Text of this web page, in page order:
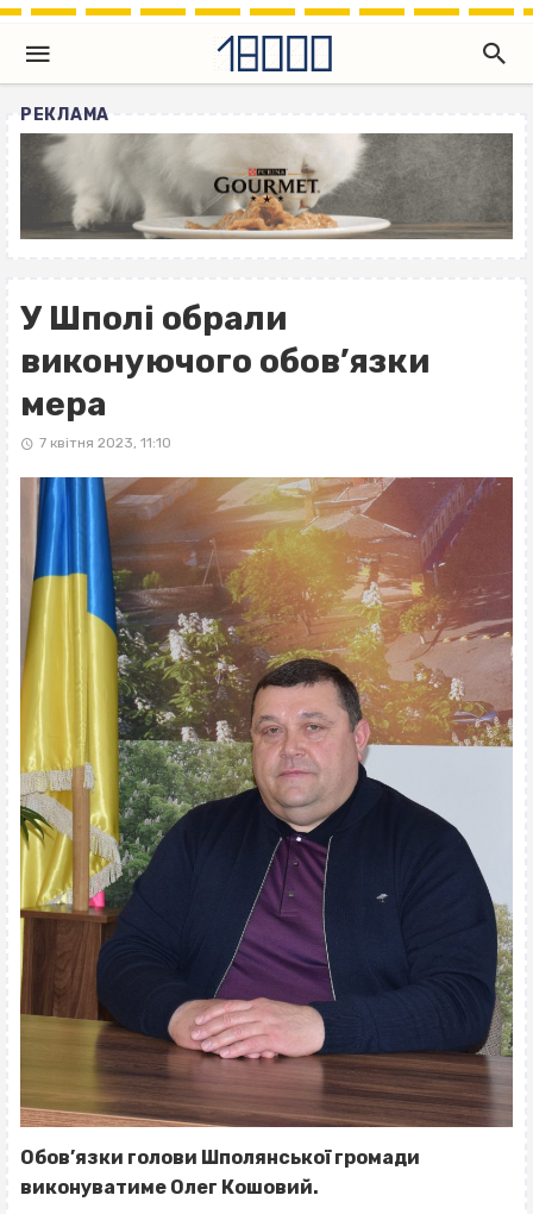
РЕКЛАМА
У Шполі обрали
виконуючого обов’язки
мера
7 квітня 2023, 11:10
Обов’язки голови Шполянської громади
виконуватиме Олег Кошовий.